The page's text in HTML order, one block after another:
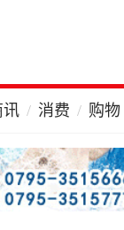
讯 消费 购物